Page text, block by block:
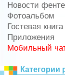
Новости
Фотоальбом
Гостевая книга
Приложения
Мобильный
Категории